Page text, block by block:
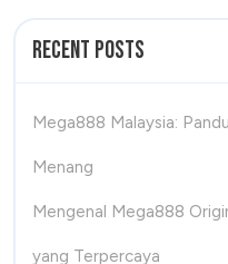
Recent Posts
Mega888 Malaysia:
Menang
Mengenal Mega888
yang Terpercaya